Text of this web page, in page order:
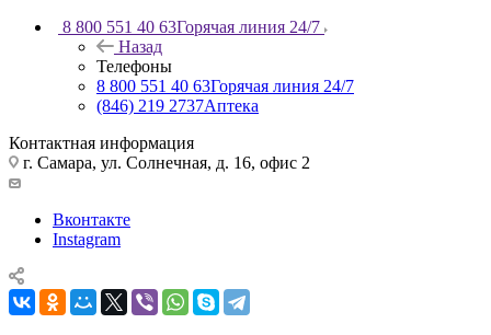
8 800 551 40 63Горячая линия 24/7
Назад
Телефоны
8 800 551 40 63Горячая линия 24/7
(846) 219 2737Аптека
Контактная информация
г. Самара, ул. Солнечная, д. 16, офис 2
Вконтакте
Instagram